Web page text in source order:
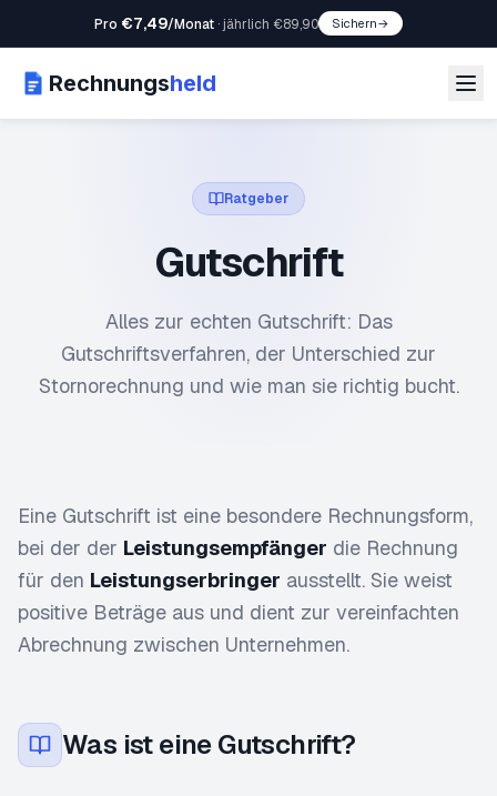
Pro €7,49/Monat · jährlich €89,90 Sichern→
Rechnungsheld
Ratgeber
Gutschrift
Alles zur echten Gutschrift: Das
Gutschriftsverfahren, der Unterschied zur
Stornorechnung und wie man sie richtig bucht.
Eine Gutschrift ist eine besondere Rechnungsform,
bei der der Leistungsempfänger die Rechnung
für den Leistungserbringer ausstellt. Sie weist
positive Beträge aus und dient zur vereinfachten
Abrechnung zwischen Unternehmen.
Was ist eine Gutschrift?